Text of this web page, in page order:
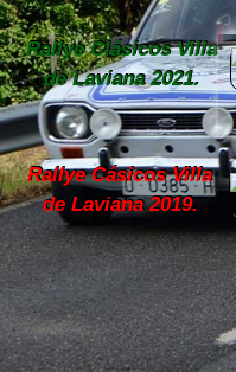
Rallye Clásicos Villa
de Laviana 2021.
Rallye Cásicos Villa
de Laviana 2019.